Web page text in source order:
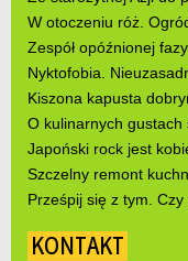
W otoczeniu róż.
Zespół opóźnionej
Nyktofobia.
Kiszona kapusta
O kulinarnych
Japoński rock jest
Szczelny remont
Prześpij się z tym.
KONTAKT